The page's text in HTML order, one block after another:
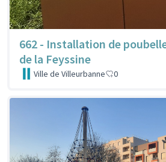
662 - Installation de
de la Feyssine
Ville de Villeurbanne 0